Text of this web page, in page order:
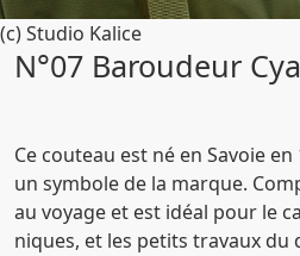
(c) Studio Kalice
N°07 Baroudeur
Ce couteau est né en Savoie en
un symbole de la marque.
au voyage et est idéal pour le
niques, et les petits travaux du